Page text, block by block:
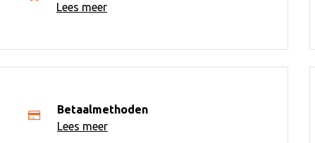
Lees meer
Betaalmethoden
Lees meer